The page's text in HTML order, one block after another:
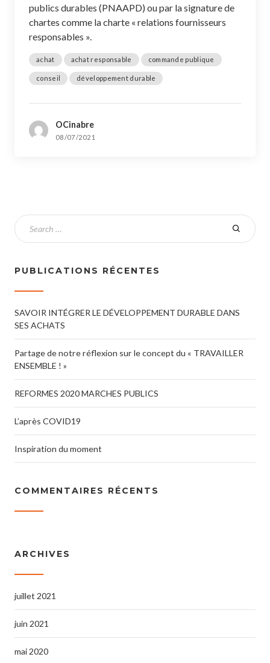
publics durables (PNAAPD) ou par la signature de
chartes comme la charte « relations fournisseurs
responsables ».
achat achat responsable commande publique
conseil développement durable
OCinabre
08/07/2021
PUBLICATIONS RÉCENTES
SAVOIR INTÉGRER LE DÉVELOPPEMENT DURABLE DANS
SES ACHATS
Partage de notre réflexion sur le concept du « TRAVAILLER
ENSEMBLE ! »
REFORMES 2020 MARCHES PUBLICS
L’après COVID19
Inspiration du moment
COMMENTAIRES RÉCENTS
ARCHIVES
juillet 2021
juin 2021
mai 2020